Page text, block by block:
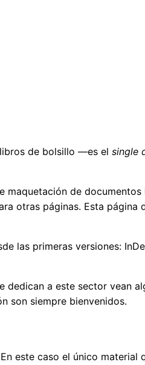
de bolsillo —es el single
maquetación de documentos
otras páginas. Esta página
las primeras versiones:
a este sector vean
son siempre bienvenidos.
este caso el único material